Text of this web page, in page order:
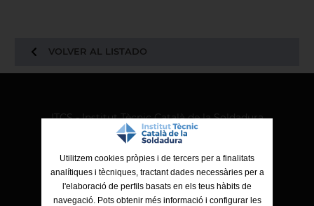
VOLVER AL LISTADO
ITCS - Institut Tècnic Català de la Soldadura
Ctra. de Molins de Rei a Sabadell, 79, Nau 8 bis
08191 Rubí (Barcelona)
Utilitzem cookies pròpies i de tercers per a finalitats
analítiques i tècniques, tractant dades necessàries per a
l'elaboració de perfils basats en els teus hàbits de
navegació. Pots obtenir més informació i configurar les